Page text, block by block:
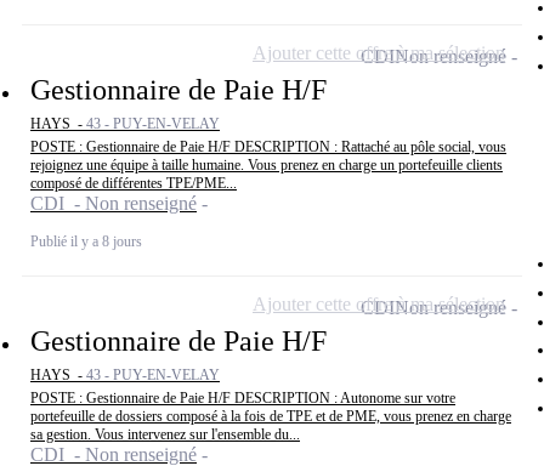
Gestionnaire de Paie H/F
HAYS - 43 - PUY-EN-VELAY
POSTE : Gestionnaire de Paie H/F DESCRIPTION : Rattaché au pôle social, vous
rejoignez une équipe à taille humaine. Vous prenez en charge un portefeuille clients
composé de différentes TPE/PME...
CDI - Non renseigné
Publié il y a 8 jours
CDINon renseigné
Ajouter cette offre à ma sélection
Gestionnaire de Paie H/F
HAYS - 43 - PUY-EN-VELAY
POSTE : Gestionnaire de Paie H/F DESCRIPTION : Autonome sur votre
portefeuille de dossiers composé à la fois de TPE et de PME, vous prenez en charge
sa gestion. Vous intervenez sur l'ensemble du...
CDI - Non renseigné
CDINon renseigné
Ajouter cette offre à ma sélection